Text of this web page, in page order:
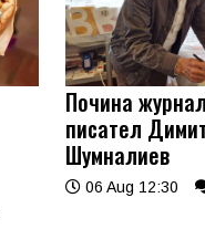
Почина
писател
Шумналиев
06 Aug 12:30